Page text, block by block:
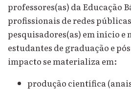
professores(as) da Educação
profissionais de redes
pesquisadores(as) em início e
estudantes de graduação e
impacto se materializa em:
produção científica